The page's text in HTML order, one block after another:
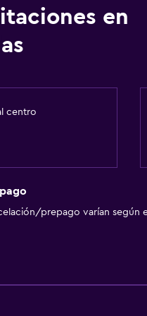
en
centro
prepago varían según